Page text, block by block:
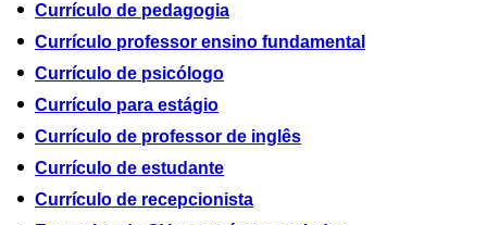
Currículo de pedagogia
Currículo professor ensino fundamental
Currículo de psicólogo
Currículo para estágio
Currículo de professor de inglês
Currículo de estudante
Currículo de recepcionista